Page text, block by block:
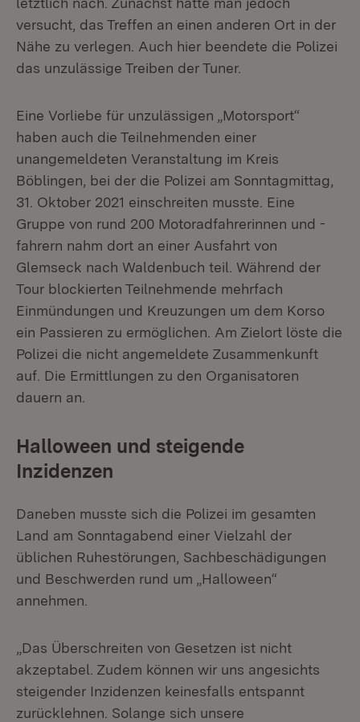
versucht, das Treffen an einen anderen Ort in der
Nähe zu verlegen. Auch hier beendete die Polizei
das unzulässige Treiben der Tuner.
Eine Vorliebe für unzulässigen „Motorsport“
haben auch die Teilnehmenden einer
unangemeldeten Veranstaltung im Kreis
Böblingen, bei der die Polizei am Sonntagmittag,
31. Oktober 2021 einschreiten musste. Eine
Gruppe von rund 200 Motoradfahrerinnen und -
fahrern nahm dort an einer Ausfahrt von
Glemseck nach Waldenbuch teil. Während der
Tour blockierten Teilnehmende mehrfach
Einmündungen und Kreuzungen um dem Korso
ein Passieren zu ermöglichen. Am Zielort löste die
Polizei die nicht angemeldete Zusammenkunft
auf. Die Ermittlungen zu den Organisatoren
dauern an.
Halloween und steigende
Inzidenzen
Daneben musste sich die Polizei im gesamten
Land am Sonntagabend einer Vielzahl der
üblichen Ruhestörungen, Sachbeschädigungen
und Beschwerden rund um „Halloween“
annehmen.
„Das Überschreiten von Gesetzen ist nicht
akzeptabel. Zudem können wir uns angesichts
steigender Inzidenzen keinesfalls entspannt
zurücklehnen. Solange sich unsere